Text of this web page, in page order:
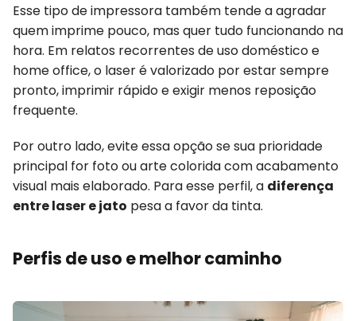
Esse tipo de impressora também tende a agradar
quem imprime pouco, mas quer tudo funcionando na
hora. Em relatos recorrentes de uso doméstico e
home office, o laser é valorizado por estar sempre
pronto, imprimir rápido e exigir menos reposição
frequente.
Por outro lado, evite essa opção se sua prioridade
principal for foto ou arte colorida com acabamento
visual mais elaborado. Para esse perfil, a diferença
entre laser e jato pesa a favor da tinta.
Perfis de uso e melhor caminho